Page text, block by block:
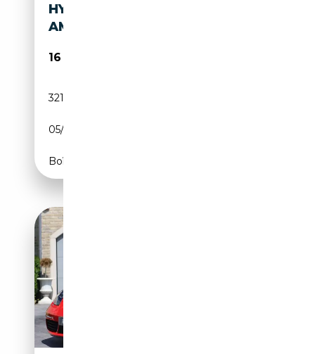
HYBRID/2017/EURO6/PANO/C
AMERA/EXPORT-HANDELAAR
16 990€
321 000 km
05/2017
Boîte automatique